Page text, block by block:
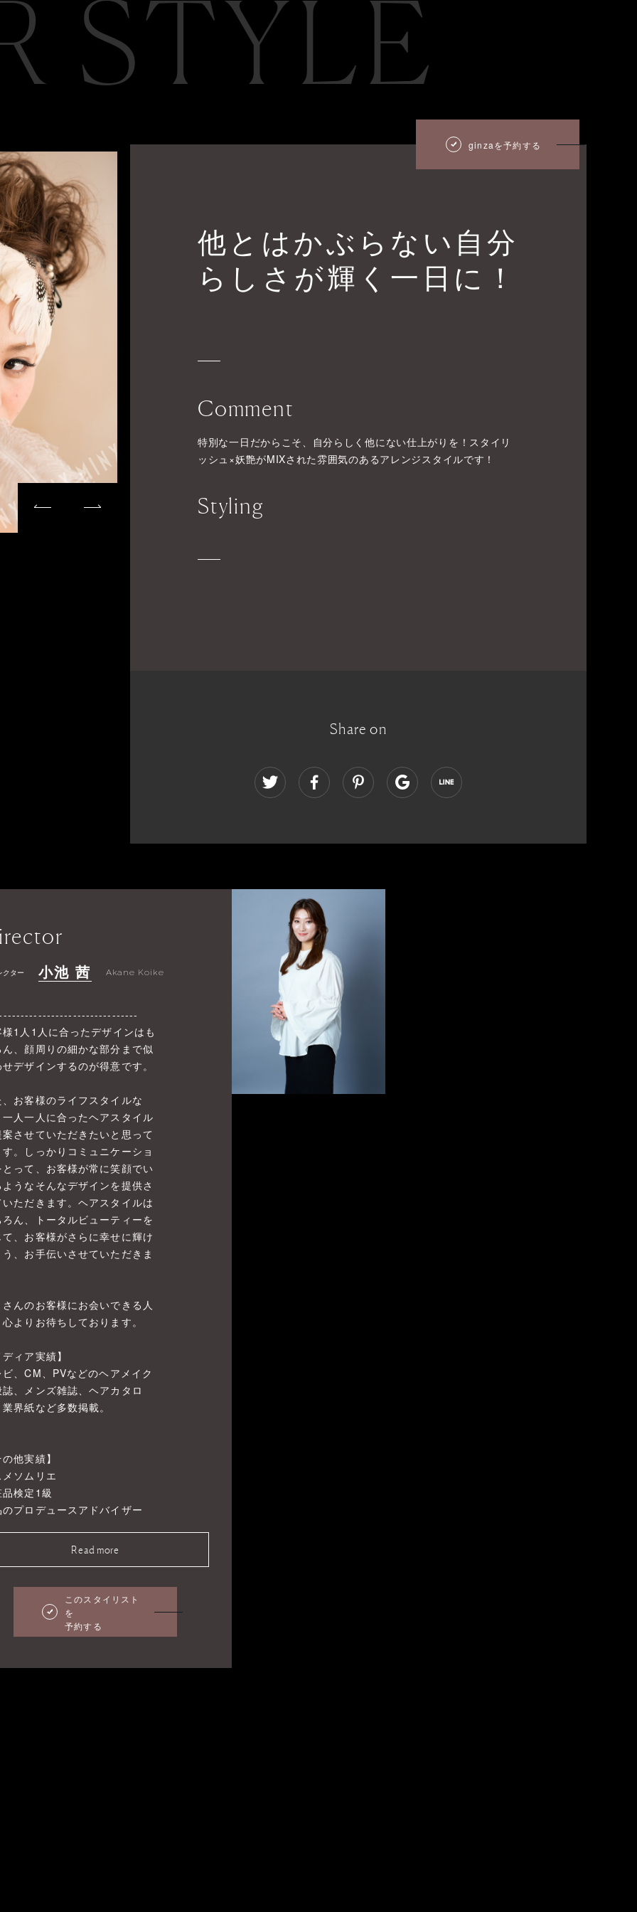
STYLE
ginzaを予約する
他とはかぶらない自分
らしさが輝く一日に！
Comment
特別な一日だからこそ、自分らしく他にない仕上がりを！スタイリ
ッシュ×妖艶がMIXされた雰囲気のあるアレンジスタイルです！
Styling
Share on
クター 小池 茜 Akane Koike
様1人1人に合ったデザインはも
ん、顔周りの細かな部分まで似
デザインするのが得意です。
、お客様のライフスタイルな
一人一人に合ったヘアスタイル
案させていただきたいと思って
す。しっかりコミュニケーショ
とって、お客様が常に笑顔でい
ようなそんなデザインを提供さ
いただきます。ヘアスタイルは
ろん、トータルビューティーを
て、お客様がさらに幸せに輝け
う、お手伝いさせていただきま
さんのお客様にお会いできる人
よりお待ちしております。
ィア実績】
ビ、CM、PVなどのヘアメイク
誌、メンズ雑誌、ヘアカタロ
界紙など多数掲載。
他実績】
ソムリエ
検定1級
のプロデュースアドバイザー
Read more
このスタイリスト
を
予約する